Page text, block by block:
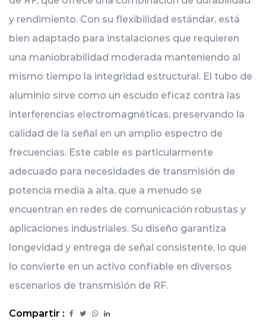
y rendimiento. Con su flexibilidad estándar, está
bien adaptado para instalaciones que requieren
una maniobrabilidad moderada manteniendo al
mismo tiempo la integridad estructural. El tubo de
aluminio sirve como un escudo eficaz contra las
interferencias electromagnéticas, preservando la
calidad de la señal en un amplio espectro de
frecuencias. Este cable es particularmente
adecuado para necesidades de transmisión de
potencia media a alta, que a menudo se
encuentran en redes de comunicación robustas y
aplicaciones industriales. Su diseño garantiza
longevidad y entrega de señal consistente, lo que
lo convierte en un activo confiable en diversos
escenarios de transmisión de RF.
Compartir :